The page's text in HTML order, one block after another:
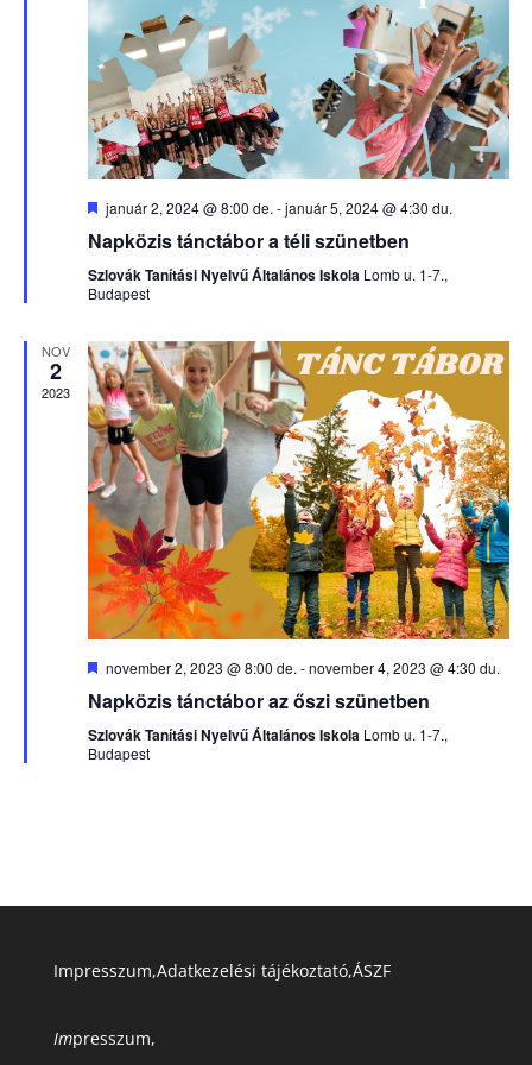
Kiemelt
január 2, 2024 @ 8:00 de. -január 5, 2024 @ 4:30 du.
Napközis tánctábor a téli szünetben
Szlovák Tanítási Nyelvű Általános Iskola Lomb u. 1-7.,
Budapest
NOV
2
2023
Kiemelt
november 2, 2023 @ 8:00 de. -november 4, 2023 @ 4:30 du.
Napközis tánctábor az őszi szünetben
Szlovák Tanítási Nyelvű Általános Iskola Lomb u. 1-7.,
Budapest
Impresszum,Adatkezelési tájékoztató,ÁSZF
Impresszum,